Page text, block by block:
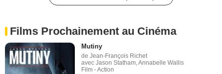
Films Prochainement au Cinéma
Mutiny
de Jean-François Richet
avec Jason Statham, Annabelle Wallis
Film - Action